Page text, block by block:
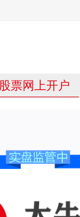
股票网上开户